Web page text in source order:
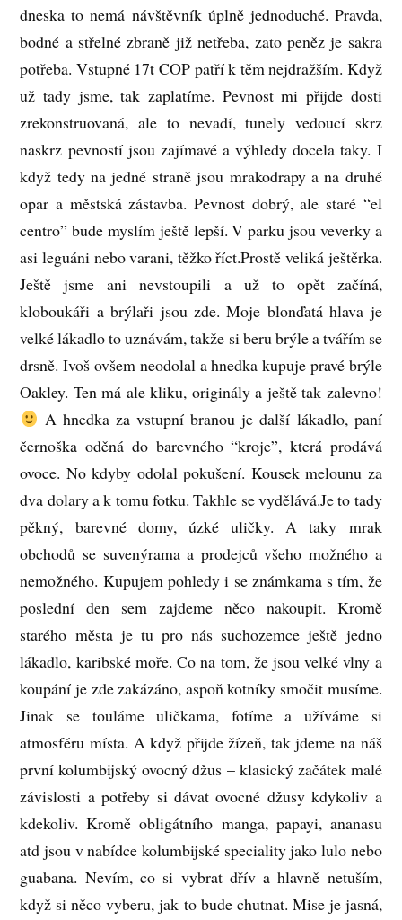
dneska to nemá návštěvník úplně jednoduché. Pravda,
bodné a střelné zbraně již netřeba, zato peněz je sakra
potřeba. Vstupné 17t COP patří k těm nejdražším. Když
už tady jsme, tak zaplatíme. Pevnost mi přijde dosti
zrekonstruovaná, ale to nevadí, tunely vedoucí skrz
naskrz pevností jsou zajímavé a výhledy docela taky. I
když tedy na jedné straně jsou mrakodrapy a na druhé
opar a městská zástavba. Pevnost dobrý, ale staré “el
centro” bude myslím ještě lepší. V parku jsou veverky a
asi leguáni nebo varani, těžko říct.Prostě veliká ještěrka.
Ještě jsme ani nevstoupili a už to opět začíná,
kloboukáři a brýlaři jsou zde. Moje blonďatá hlava je
velké lákadlo to uznávám, takže si beru brýle a tvářím se
drsně. Ivoš ovšem neodolal a hnedka kupuje pravé brýle
Oakley. Ten má ale kliku, originály a ještě tak zalevno!
A hnedka za vstupní branou je další lákadlo, paní
černoška oděná do barevného “kroje”, která prodává
ovoce. No kdyby odolal pokušení. Kousek melounu za
dva dolary a k tomu fotku. Takhle se vydělává.Je to tady
pěkný, barevné domy, úzké uličky. A taky mrak
obchodů se suvenýrama a prodejců všeho možného a
nemožného. Kupujem pohledy i se známkama s tím, že
poslední den sem zajdeme něco nakoupit. Kromě
starého města je tu pro nás suchozemce ještě jedno
lákadlo, karibské moře. Co na tom, že jsou velké vlny a
koupání je zde zakázáno, aspoň kotníky smočit musíme.
Jinak se touláme uličkama, fotíme a užíváme si
atmosféru místa. A když přijde žízeň, tak jdeme na náš
první kolumbijský ovocný džus – klasický začátek malé
závislosti a potřeby si dávat ovocné džusy kdykoliv a
kdekoliv. Kromě obligátního manga, papayi, ananasu
atd jsou v nabídce kolumbijské speciality jako lulo nebo
guabana. Nevím, co si vybrat dřív a hlavně netuším,
když si něco vyberu, jak to bude chutnat. Mise je jasná,